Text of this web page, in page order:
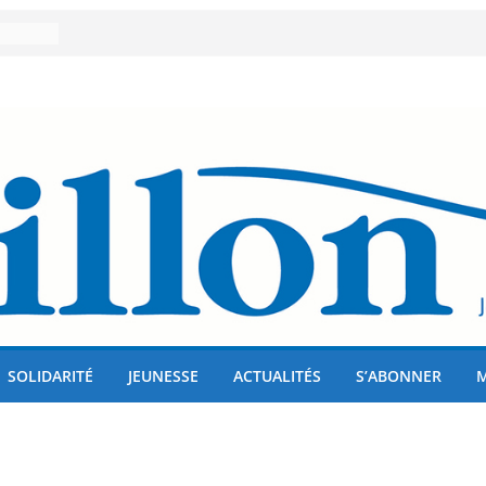
!
SOLIDARITÉ JEUNESSE ACTUALITÉS S’ABONNER